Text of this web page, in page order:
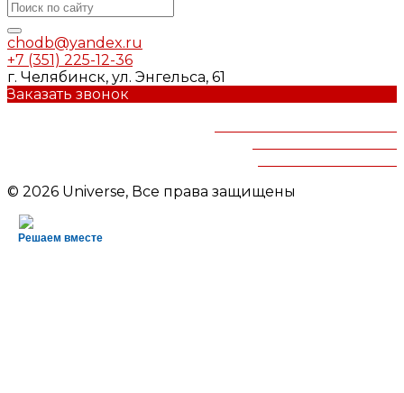
chodb@yandex.ru
+7 (351) 225-12-36
г. Челябинск, ул. Энгельса, 61
Заказать звонок
© 2026 Universe, Все права защищены
Решаем вместе